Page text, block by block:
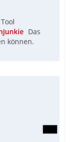
Das
können.